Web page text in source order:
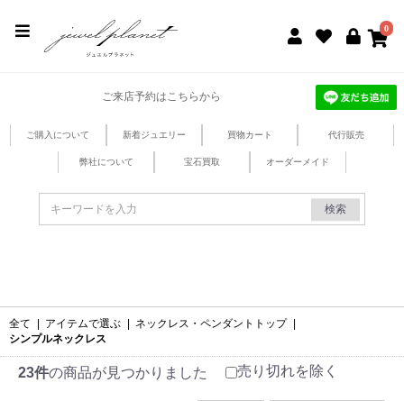
0
ご来店予約はこちらから
ご購入について 新着ジュエリー 買物カート 代行販売
弊社について 宝石買取 オーダーメイド
検索
全て アイテムで選ぶ ネックレス・ペンダントトップ
シンプルネックレス
23件の商品が見つかりました 売り切れを除く